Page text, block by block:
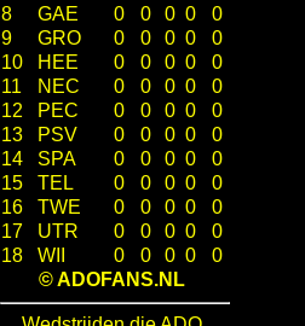
8
GAE 0 0 0 0
0
9
GRO 0 0 0 0
0
10
HEE 0 0 0 0
0
11
NEC 0 0 0 0
0
12
PEC 0 0 0 0
0
13
PSV 0 0 0 0
0
14
SPA 0 0 0 0
0
15
TEL 0 0 0 0
0
16
TWE 0 0 0 0
0
17
UTR 0 0 0 0
0
18
WII 0 0 0 0
0
© ADOFANS.NL